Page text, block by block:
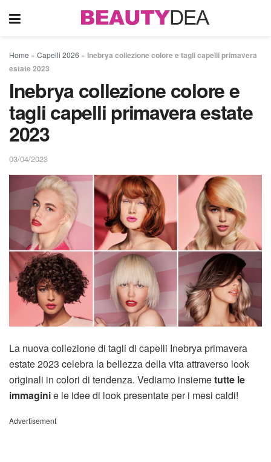
Home » Capelli 2026 » Inebrya collezione colore e tagli capelli primavera
estate 2023
Inebrya collezione colore e
tagli capelli primavera estate
2023
03/04/2023
La nuova collezione di tagli di capelli Inebrya primavera
estate 2023 celebra la bellezza della vita attraverso look
originali in colori di tendenza. Vediamo insiemetutte le
immaginie le idee di look presentate per i mesi caldi!
Advertisement